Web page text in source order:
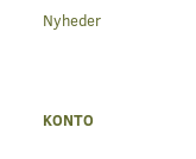
Nyheder
KONTO